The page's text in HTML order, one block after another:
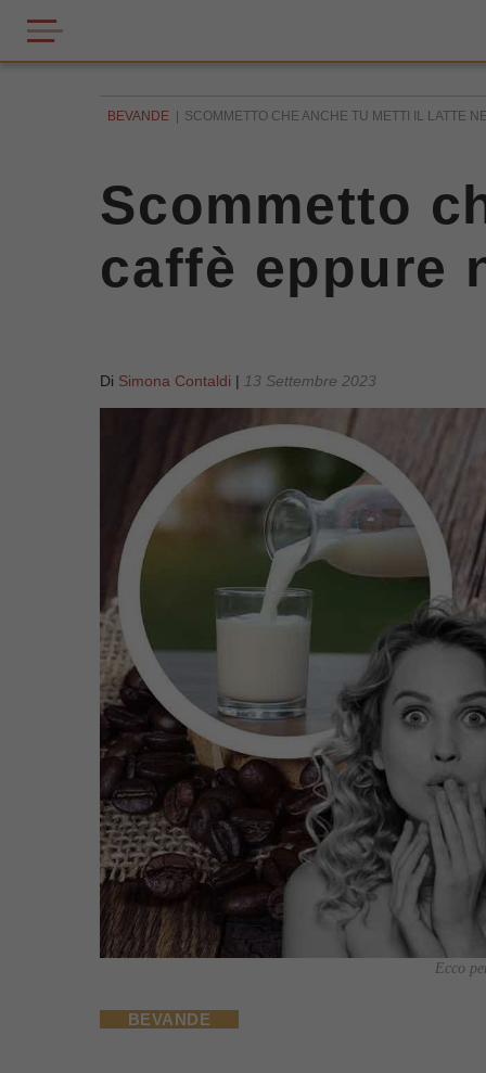
BEVANDE SCOMMETTO CHE ANCHE TU METTI IL LATTE
Scommetto
caffè eppure
Di Simona Contaldi | 13 Settembre 2023
Ecco
BEVANDE